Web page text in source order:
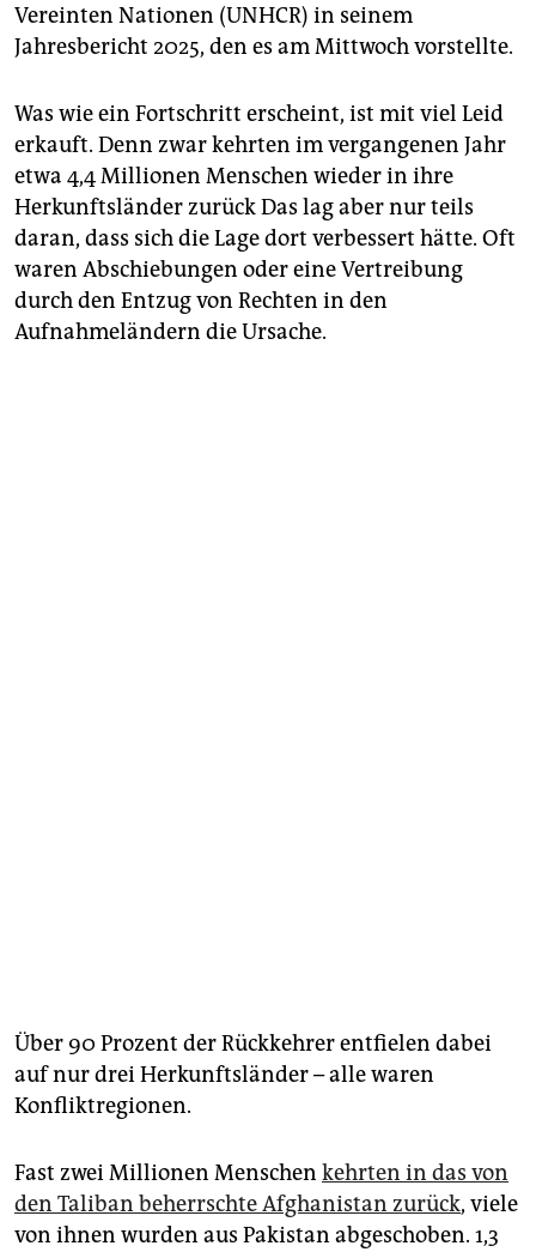
Vereinten Nationen (UNHCR) in seinem
Jahresbericht 2025, den es am Mittwoch vorstellte.
Was wie ein Fortschritt erscheint, ist mit viel Leid
erkauft. Denn zwar kehrten im vergangenen Jahr
etwa 4,4 Millionen Menschen wieder in ihre
Herkunftsländer zurück Das lag aber nur teils
daran, dass sich die Lage dort verbessert hätte. Oft
waren Abschiebungen oder eine Vertreibung
durch den Entzug von Rechten in den
Aufnahmeländern die Ursache.
Über 90 Prozent der Rückkehrer entfielen dabei
auf nur drei Herkunftsländer – alle waren
Konfliktregionen.
Fast zwei Millionen Menschen kehrten in das von
den Taliban beherrschte Afghanistan zurück, viele
von ihnen wurden aus Pakistan abgeschoben. 1,3